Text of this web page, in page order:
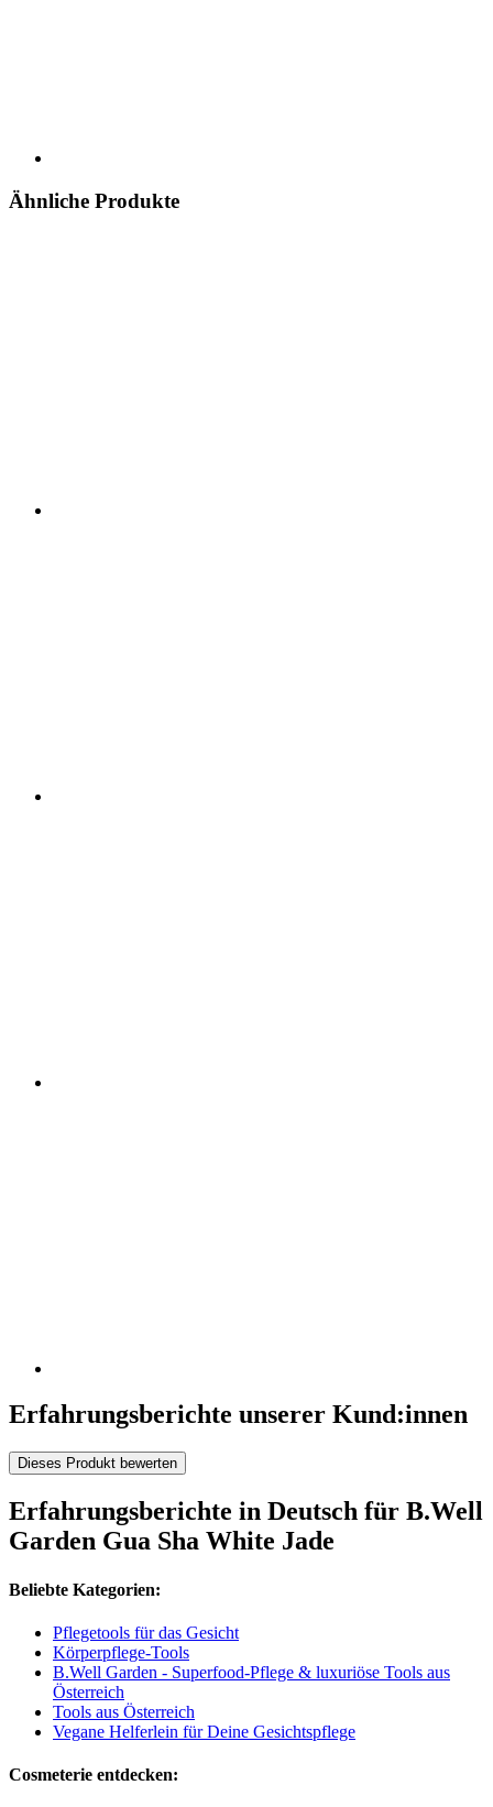
Ähnliche Produkte
Erfahrungsberichte unserer Kund:innen
Dieses Produkt bewerten
Erfahrungsberichte in Deutsch für B.Well
Garden Gua Sha White Jade
Beliebte Kategorien:
Pflegetools für das Gesicht
Körperpflege-Tools
B.Well Garden - Superfood-Pflege & luxuriöse Tools aus
Österreich
Tools aus Österreich
Vegane Helferlein für Deine Gesichtspflege
Cosmeterie entdecken: